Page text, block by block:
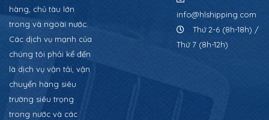
hàng, chủ tàu lớn
trong và ngoài nước.
Các dịch vụ mạnh của
chúng tôi phải kể đến
là dịch vụ vận tải, vận
chuyển hàng siêu
trường siêu trọng
trong nước và các
info@hlshipping.com
Thứ 2-6 (8h-18h) /
Thứ 7 (8h-12h)